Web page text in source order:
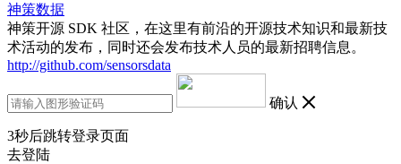
神策数据
神策开源 SDK 社区，在这里有前沿的开源技术知识和最新技
术活动的发布，同时还会发布技术人员的最新招聘信息。
http://github.com/sensorsdata
确认
3秒后跳转登录页面
去登陆